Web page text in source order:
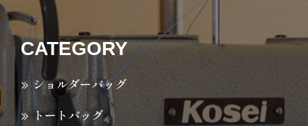
CATEGORY
ショルダーバッグ
トートバッグ